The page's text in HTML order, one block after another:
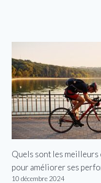
Quels sont les meilleurs
pour améliorer ses
10 décembre 2024